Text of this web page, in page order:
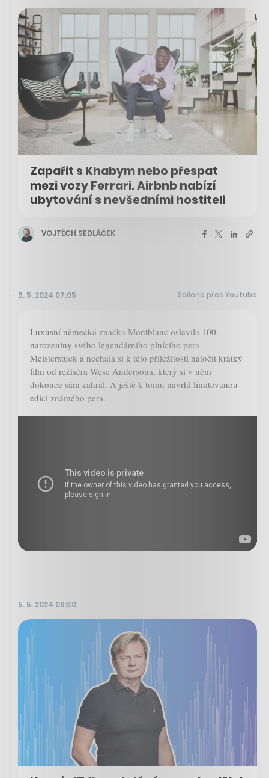
Zapařit s Khabym nebo přespat
mezi vozy Ferrari. Airbnb nabízí
ubytování s nevšedními hostiteli
VOJTĚCH SEDLÁČEK
5. 5. 2024 07:05 Sdíleno přes Youtube
Luxusní německá značka Montblanc oslavila 100.
narozeniny svého legendárního plnícího pera
Meisterstück a nechala si k této příležitosti natočit krátký
film od režiséra Wese Andersona, který si v něm
dokonce sám zahrál. A ještě k tomu navrhl limitovanou
edici známého pera.
5. 5. 2024 06:30